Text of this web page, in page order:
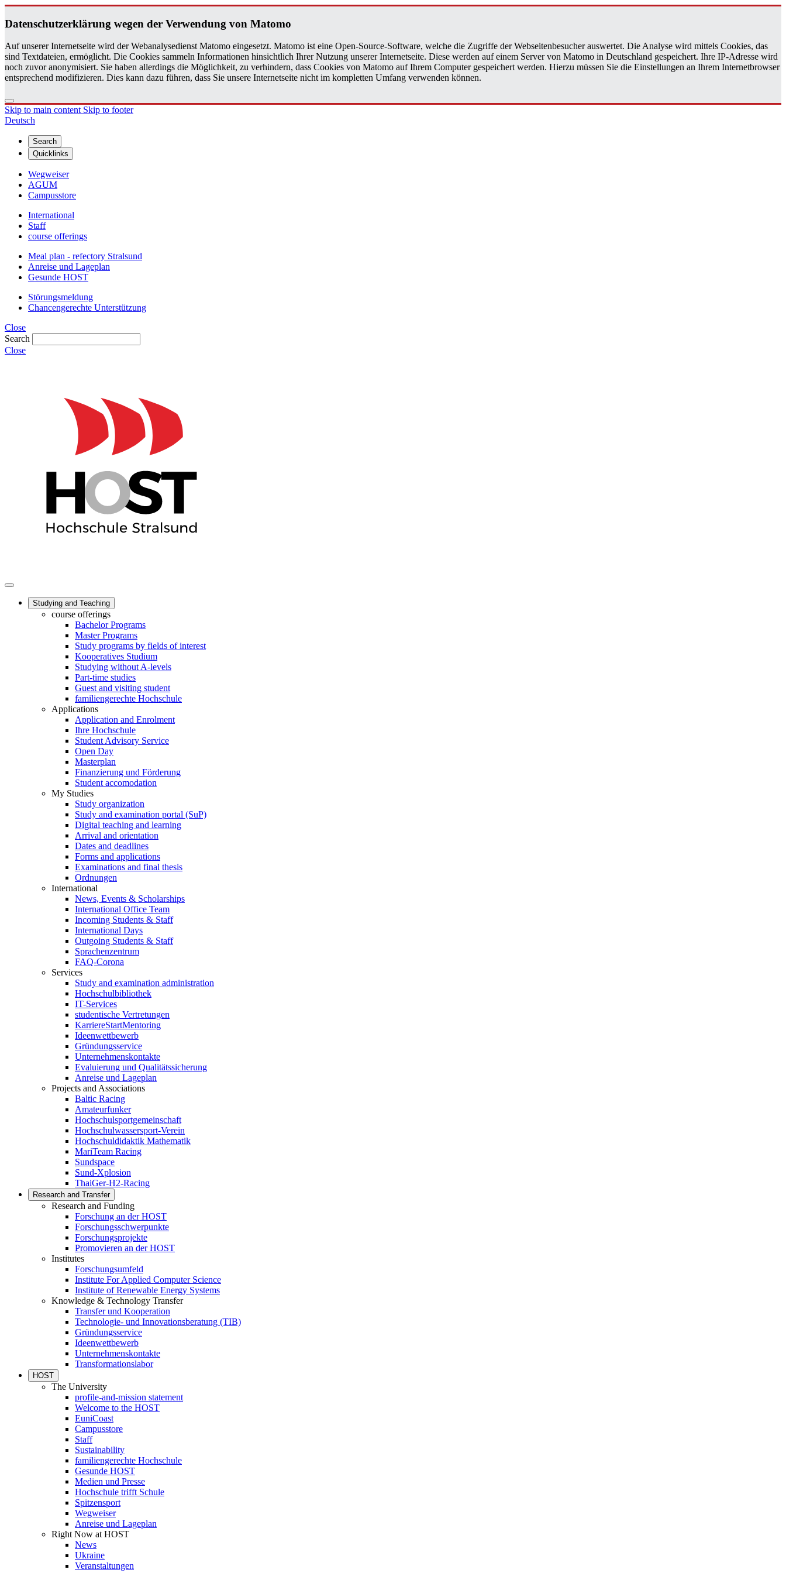
Daten­schutzerklärung wegen der Ver­wen­dung von Matomo
Auf unserer Internetseite wird der Webanalysedienst Matomo eingesetzt. Matomo ist eine Open-Source-Software, welche die Zugriffe der Webseitenbesucher auswertet. Die Analyse wird mittels Cookies, das
sind Textdateien, ermöglicht. Die Cookies sammeln Informationen hinsichtlich Ihrer Nutzung unserer Internetseite. Diese werden auf einem Server von Matomo in Deutschland gespeichert. Ihre IP-Adresse wird
noch zuvor anonymisiert. Sie haben allerdings die Möglichkeit, zu verhindern, dass Cookies von Matomo auf Ihrem Computer gespeichert werden. Hierzu müssen Sie die Einstellungen an Ihrem Internetbrowser
entsprechend modifizieren. Dies kann dazu führen, dass Sie unsere Internetseite nicht im kompletten Umfang verwenden können.
Skip to main content Skip to footer
Deutsch
Search
Quicklinks
Wegweiser
AGUM
Campusstore
International
Staff
course offerings
Meal plan - refectory Stralsund
Anreise und Lageplan
Gesunde HOST
Störungsmeldung
Chancengerechte Unterstützung
Close
Search
Close
Studying and Teaching
course offerings
Bachelor Programs
Master Programs
Study programs by fields of interest
Kooperatives Studium
Studying without A-levels
Part-time studies
Guest and visiting student
familiengerechte Hochschule
Applications
Application and Enrolment
Ihre Hochschule
Student Advisory Service
Open Day
Masterplan
Finanzierung und Förderung
Student accomodation
My Studies
Study organization
Study and examination portal (SuP)
Digital teaching and learning
Arrival and orientation
Dates and deadlines
Forms and applications
Examinations and final thesis
Ordnungen
International
News, Events & Scholarships
International Office Team
Incoming Students & Staff
International Days
Outgoing Students & Staff
Sprachenzentrum
FAQ-Corona
Services
Study and examination administration
Hochschulbibliothek
IT-Services
studentische Vertretungen
KarriereStartMentoring
Ideenwettbewerb
Gründungsservice
Unternehmenskontakte
Evaluierung und Qualitätssicherung
Anreise und Lageplan
Projects and Associations
Baltic Racing
Amateurfunker
Hochschulsportgemeinschaft
Hochschulwassersport-Verein
Hochschuldidaktik Mathematik
MariTeam Racing
Sundspace
Sund-Xplosion
ThaiGer-H2-Racing
Research and Transfer
Research and Funding
Forschung an der HOST
Forschungsschwerpunkte
Forschungsprojekte
Promovieren an der HOST
Institutes
Forschungsumfeld
Institute For Applied Computer Science
Institute of Renewable Energy Systems
Knowledge & Technology Transfer
Transfer und Kooperation
Technologie- und Innovationsberatung (TIB)
Gründungsservice
Ideenwettbewerb
Unternehmenskontakte
Transformationslabor
HOST
The University
profile-and-mission statement
Welcome to the HOST
EuniCoast
Campusstore
Staff
Sustainability
familiengerechte Hochschule
Gesunde HOST
Medien und Presse
Hochschule trifft Schule
Spitzensport
Wegweiser
Anreise und Lageplan
Right Now at HOST
News
Ukraine
Veranstaltungen